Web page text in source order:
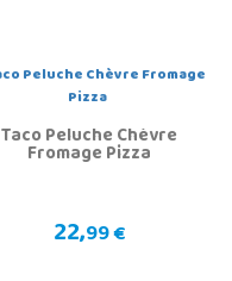
Taco Peluche Chèvre
Fromage Pizza
22,99 €